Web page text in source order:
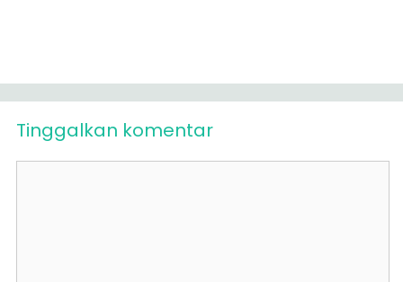
Tinggalkan komentar